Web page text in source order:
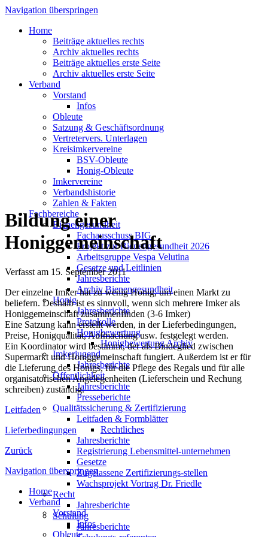
Navigation überspringen
Home
Beiträge aktuelles rechts
Archiv aktuelles rechts
Beiträge aktuelles erste Seite
Archiv aktuelles erste Seite
Verband
Vorstand
Infos
Obleute
Satzung & Geschäftsordnung
Vertretervers. Unterlagen
Kreisimkervereine
BSV-Obleute
Honig-Obleute
Imkervereine
Verbandshistorie
Zahlen & Fakten
Fachbereiche
Bienengesundheit
Fachausschuss BIG
Projekt zur Bienengesundheit 2026
Arbeitsgruppe Vespa Velutina
Gesetze und Leitlinien
Jahresberichte
Archiv Bienengesundheit
Honig
Jahresberichte
Protokolle
Honigbewertung
Honigbewertung Archiv
Imkerjugend
Jahresberichte
Öffentlichkeit
Jahresberichte
Presseberichte
Qualitätssicherung & Zertifizierung
Leitfaden & Formblätter
Rechtliches
Jahresberichte
Registrierung Lebensmittel-unternehmen
Gesetze
Zugelassene Zertifizierungs-stellen
Wachsprojekt Vortrag Dr. Friedle
Recht
Jahresberichte
Schulung
Jahresberichte
Bildung einer
Honiggemeinschaft
Verfasst am 15. September 2011
Der einzelne Imker hat zu wenig Honig, um einen Markt zu
beliefern. Deshalb ist es sinnvoll, wenn sich mehrere Imker als
Honiggemeinschaft zusammenfinden (3-6 Imker)
Eine Satzung kann erstellt werden, in der Lieferbedingungen,
Preise, Honigqualität, Aufmachung usw. festgelegt werden.
Ein Koordinator wird bestimmt, der als Bindeglied zwischen
Supermarkt und Honiggemeinschaft fungiert. Außerdem ist er für
die Lieferung des Honigs, für die Pflege des Regals und für alle
organisatorischen Angelegenheiten (Lieferschein und Rechung
schreiben) zuständig.
Leitfaden
Lieferbedingungen
Zurück
Navigation überspringen
Home
Verband
Vorstand
Infos
Obleute